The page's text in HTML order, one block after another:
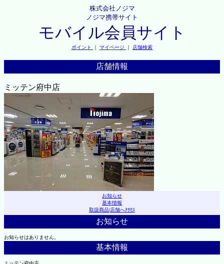
株式会社ノジマ
ノジマ携帯サイト
モバイル会員サイト
ポイント ｜ マイページ ｜ 店舗検索
店舗情報
ミッテン府中店
お知らせ
基本情報
取扱商品|店舗へｱｸｾｽ
お知らせ
お知らせはありません。
基本情報